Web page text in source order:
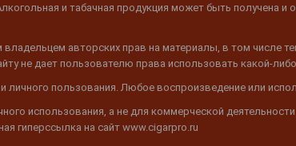
и табачная продукция может быть получена и
авторских прав на материалы, в том числе
не дает пользователю права использовать какой-
пользования. Любое воспроизведение или
использования, а не для коммерческой
гиперссылка на сайт www.cigarpro.ru